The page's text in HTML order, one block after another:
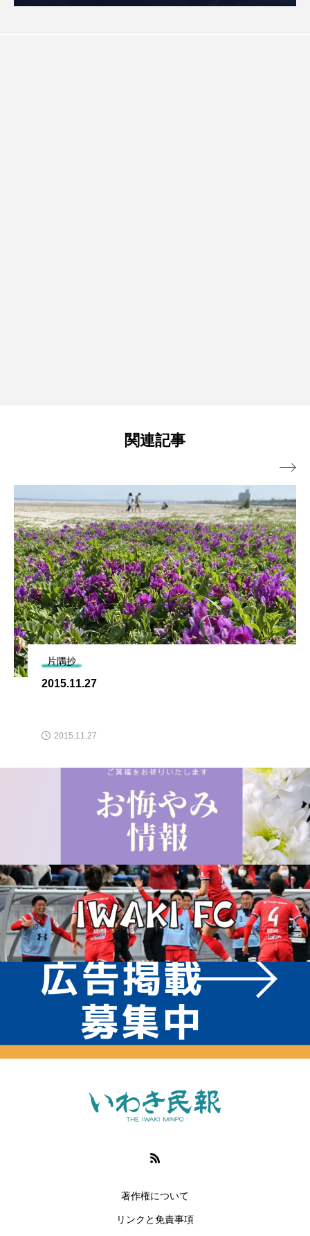
関連記事
片隅抄
2015.11.27
2015.11.27

著作権について
リンクと免責事項